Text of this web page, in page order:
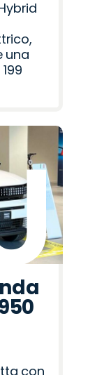
una
con